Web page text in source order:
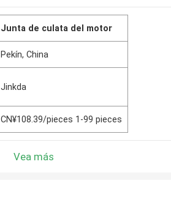
Junta de culata del motor
Pekín, China
Jinkda
CN¥108.39/pieces 1-99 pieces
Vea más